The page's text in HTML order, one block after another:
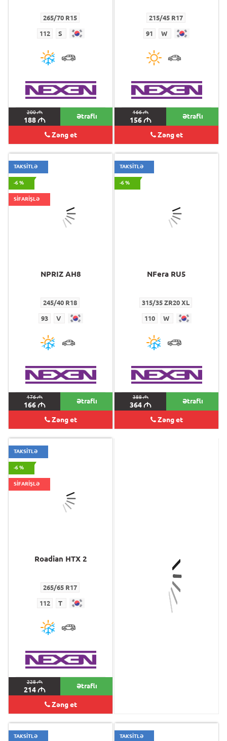
265/70 R15
112 S
200M
188M Ətraflı
Zəng et
215/45 R17
91 W
166M
156M Ətraflı
Zəng et
TAKSİTLƏ
-6 %
SİFARİŞLƏ
NPRIZ AH8
245/40 R18
93 V
176M
166M Ətraflı
Zəng et
TAKSİTLƏ
-6 %
NFera RU5
315/35 ZR20 XL
110 W
388M
364M Ətraflı
Zəng et
TAKSİTLƏ
-6 %
SİFARİŞLƏ
Roadian HTX 2
265/65 R17
112 T
228M
214M Ətraflı
Zəng et
NFERA SU1
255/40 R19 XL
TAKSİTLƏ TAKSİTLƏ